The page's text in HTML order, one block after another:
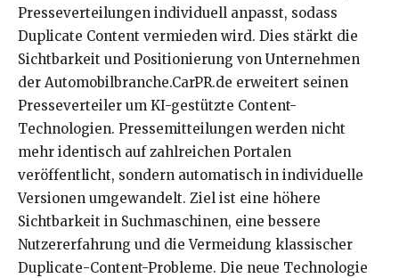
Presseverteilungen individuell anpasst, sodass
Duplicate Content vermieden wird. Dies stärkt die
Sichtbarkeit und Positionierung von Unternehmen
der Automobilbranche.CarPR.de erweitert seinen
Presseverteiler um KI-gestützte Content-
Technologien. Pressemitteilungen werden nicht
mehr identisch auf zahlreichen Portalen
veröffentlicht, sondern automatisch in individuelle
Versionen umgewandelt. Ziel ist eine höhere
Sichtbarkeit in Suchmaschinen, eine bessere
Nutzererfahrung und die Vermeidung klassischer
Duplicate-Content-Probleme. Die neue Technologie